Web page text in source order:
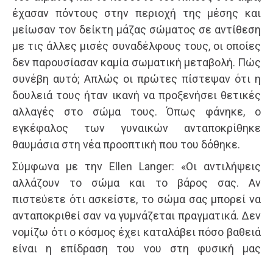
έχασαν πόντους στην περιοχή της μέσης και
μείωσαν τον δείκτη μάζας σώματος σε αντίθεση
με τις άλλες μισές συναδέλφους τους, οι οποίες
δεν παρουσίασαν καμία σωματική μεταβολή. Πώς
συνέβη αυτό; Απλώς οι πρώτες πίστεψαν ότι η
δουλειά τους ήταν ικανή να προξενήσει θετικές
αλλαγές στο σώμα τους. Όπως φάνηκε, ο
εγκέφαλος των γυναικών ανταποκρίθηκε
θαυμάσια στη νέα προοπτική που του δόθηκε.
Σύμφωνα με την Ellen Langer: «Οι αντιλήψεις
αλλάζουν το σώμα και το βάρος σας. Αν
πιστεύετε ότι ασκείστε, το σώμα σας μπορεί να
ανταποκριθεί σαν να γυμνάζεται πραγματικά. Δεν
νομίζω ότι ο κόσμος έχει καταλάβει πόσο βαθειά
είναι η επίδραση του νου στη φυσική μας